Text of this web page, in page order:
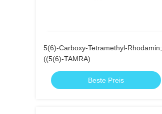
5(6)-Carboxy-Tetramethyl-Rhodamin;
((5(6)-TAMRA)
Beste Preis